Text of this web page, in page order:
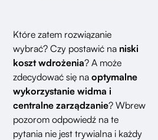
Które zatem rozwiązanie
wybrać? Czy postawić na niski
koszt wdrożenia? A może
zdecydować się naoptymalne
wykorzystanie widma i
centralne zarządzanie? Wbrew
pozorom odpowiedź na te
pytania nie jest trywialna i każdy